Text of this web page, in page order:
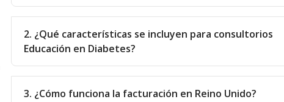
2. ¿Qué características se incluyen para consultorios
Educación en Diabetes?
3. ¿Cómo funciona la facturación en Reino Unido?